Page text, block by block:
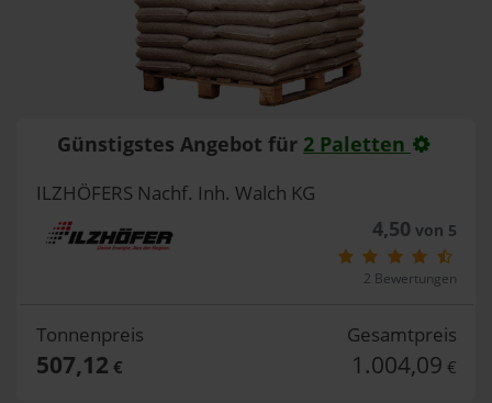
Günstigstes Angebot für 2 Paletten
ILZHÖFERS Nachf. Inh. Walch KG
4,50 von 5
2 Bewertungen
Tonnenpreis
507,12 €
Gesamtpreis
1.004,09 €